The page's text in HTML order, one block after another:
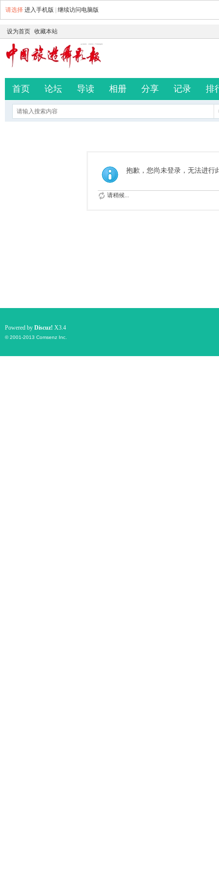
请选择 进入手机版 继续访问电脑版
设为首页 收藏本站
首页 论坛 导读 相册 分享 记录 排
抱歉，您尚未登录，无法进行
请稍候...
Powered by Discuz! X3.4
© 2001-2013 Comsenz Inc.